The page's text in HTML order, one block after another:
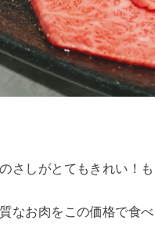
さしがとてもきれい！
なお肉をこの価格で食